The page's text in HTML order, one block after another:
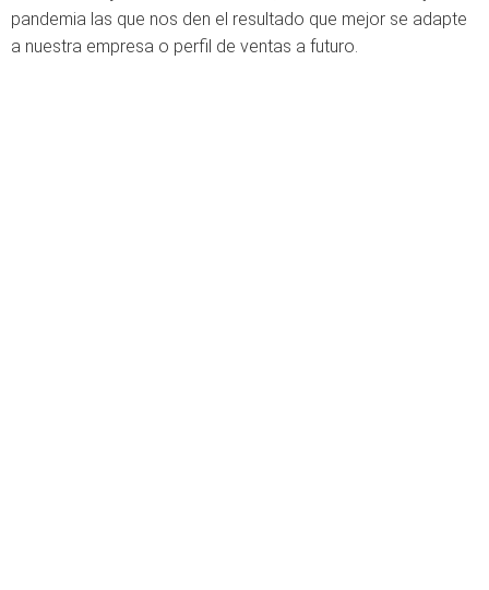
pandemia las que nos den el resultado que mejor se adapte
a nuestra empresa o perfil de ventas a futuro.